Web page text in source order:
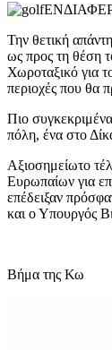
Την θετική
ως προς τη θέση
Χωροταξικό για
περιοχές που θα
Πιο
πόλη, ένα στο
Αξιοσημείωτο
Ευρωπαίων για
επέδειξαν
και ο Υπουργός
Βήμα της Κω